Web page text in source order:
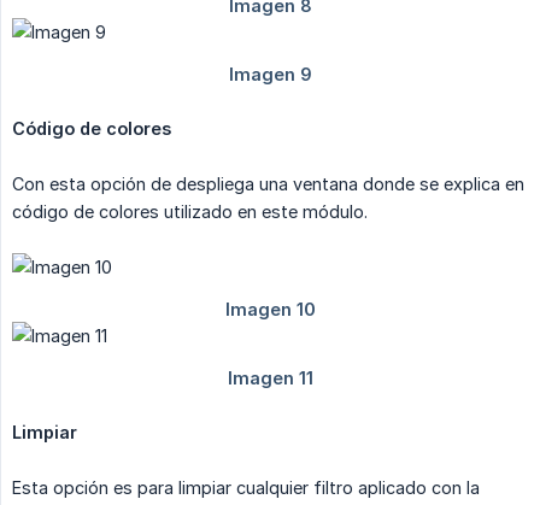
Código de colores
Con esta opción de despliega una ventana donde se explica en
código de colores utilizado en este módulo.
Limpiar
Esta opción es para limpiar cualquier filtro aplicado con la